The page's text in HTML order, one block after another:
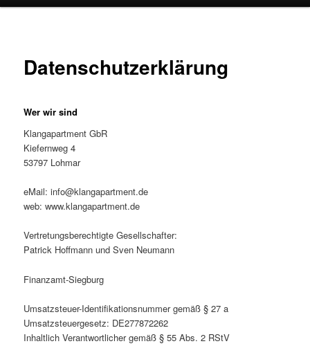
Datenschutzerklärung
Wer wir sind
Klangapartment GbR
Kiefernweg 4
53797 Lohmar
eMail: info@klangapartment.de
web: www.klangapartment.de
Vertretungsberechtigte Gesellschafter:
Patrick Hoffmann und Sven Neumann
Finanzamt-Siegburg
Umsatzsteuer-Identifikationsnummer gemäß § 27 a
Umsatzsteuergesetz: DE277872262
Inhaltlich Verantwortlicher gemäß § 55 Abs. 2 RStV